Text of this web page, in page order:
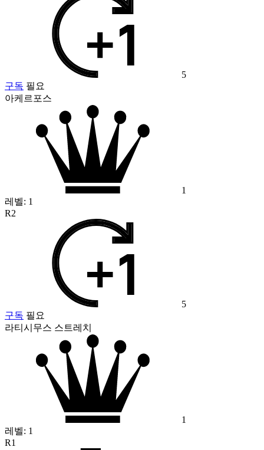
5
구독 필요
아케르포스
1
레벨: 1
R2
5
구독 필요
라티시무스 스트레치
1
레벨: 1
R1